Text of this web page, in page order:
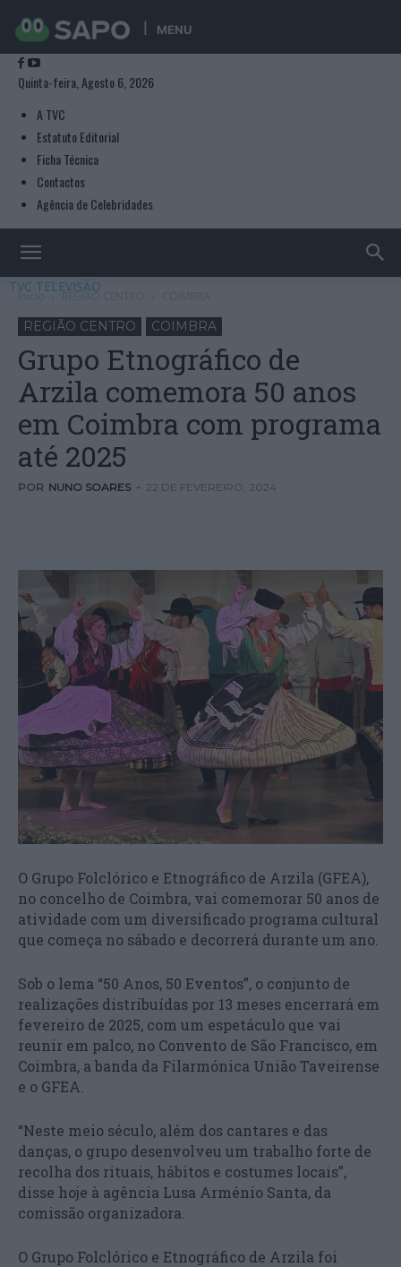
MENU
Quinta-feira, Agosto 6, 2026
A TVC
Estatuto Editorial
Ficha Técnica
Contactos
Agência de Celebridades
TVC TELEVISÃO
Início REGIÃO CENTRO
REGIÃO CENTRO COIMBRA
Grupo Etnográfico de
Arzila comemora 50 anos
em Coimbra com programa
até 2025
POR NUNO SOARES - 22 DE FEVEREIRO, 2024
O Grupo Folclórico e Etnográfico de Arzila (GFEA),
no concelho de Coimbra, vai comemorar 50 anos de
atividade com um diversificado programa cultural
que começa no sábado e decorrerá durante um ano.
Sob o lema “50 Anos, 50 Eventos”, o conjunto de
realizações distribuídas por 13 meses encerrará em
fevereiro de 2025, com um espetáculo que vai
reunir em palco, no Convento de São Francisco, em
Coimbra, a banda da Filarmónica União Taveirense
e o GFEA.
“Neste meio século, além dos cantares e das
danças, o grupo desenvolveu um trabalho forte de
recolha dos rituais, hábitos e costumes locais”,
disse hoje à agência Lusa Arménio Santa, da
comissão organizadora.
O Grupo Folclórico e Etnográfico de Arzila foi